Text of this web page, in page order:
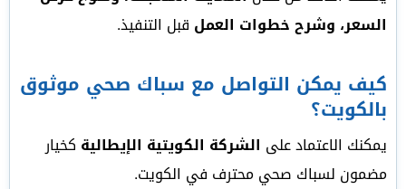
السعر، وشرح خطوات العمل قبل التنفيذ.
كيف يمكن التواصل مع سباك صحي موثوق
بالكويت؟
يمكنك الاعتماد على الشركة الكويتية الإيطالية كخيار
مضمون لسباك صحي محترف في الكويت.